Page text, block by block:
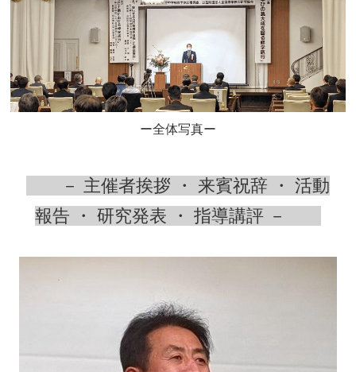
ー全体写真ー
－ 主催者挨拶 ・ 来賓祝辞 ・ 活動
報告 ・ 研究発表 ・ 指導講評 －